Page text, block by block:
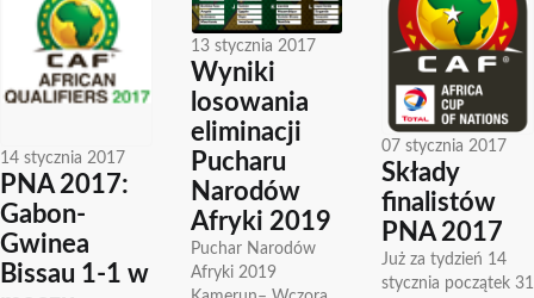
jutro...
najbliższy...
14 stycznia 2017
PNA 2017:
Gabon-
Gwinea
Bissau 1-1 w
13 stycznia 2017
Wyniki
losowania
eliminacji
Pucharu
Narodów
Afryki 2019
Puchar Narodów
Afryki 2019
07 stycznia 2017
Składy
finalistów
PNA 2017
Już za tydzień 14
stycznia początek 31